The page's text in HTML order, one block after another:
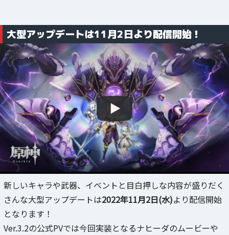
大型アップデートは11月2日より配信開始！
新しいキャラや武器、イベントと目白押しな内容が盛りだく
さんな大型アップデートは2022年11月2日(水)より配信開始
となります！
Ver.3.2の公式PVでは今回実装となるナヒーダのムービーや